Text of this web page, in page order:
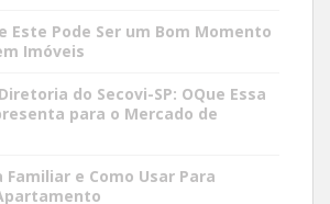
Este Pode Ser um Bom Momento
Imóveis
do Secovi-SP: OQue Essa
para o Mercado de
Familiar e Como Usar Para